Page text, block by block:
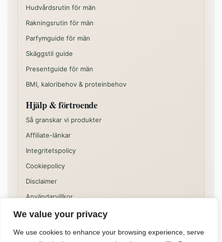
We value your privacy
We use cookies to enhance your browsing experience, serve
Hudvårdsrutin för män
Rakningsrutin för män
Parfymguide för män
Skäggstil guide
Presentguide för män
BMI, kaloribehov & proteinbehov
Hjälp & förtroende
Så granskar vi produkter
Affiliate-länkar
Integritetspolicy
Cookiepolicy
Disclaimer
Användarvillkor
Vissa delar av sajten kan innehålla kommersiella
rekommendationer eller affiliatelänkar. Innehållet på
Allformen är informativt och ska inte ses som individuell